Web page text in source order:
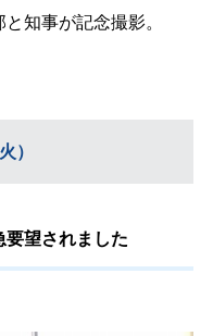
知事が記念撮影。
）
望されました